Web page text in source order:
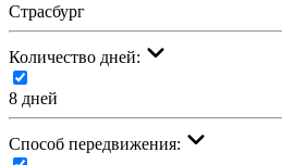
Страсбург
Количество дней:
8 дней
Cпособ передвижения: